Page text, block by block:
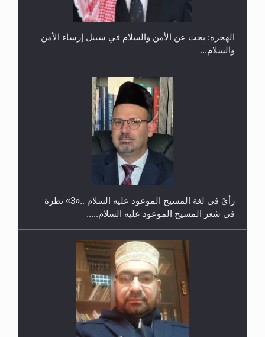
حفل توزيع الشهادات في الجامعة الأحمدية بنيجيريا لعام
الهجرة: بحث عن الأمن والسلام في سبيل إرساء الأمن
والسلام...
رأيٌ في لغة المسيح الموعود عليه السلام ..«3» نظرة
في شعر المسيح الموعود عليه السلام.....